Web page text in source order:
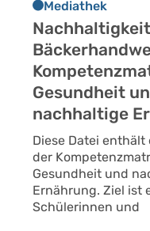
Mediathek
Gesundheit
nachhaltige
Diese Datei
der
Gesundheit und
Ernährung. Ziel ist
Schülerinnen und